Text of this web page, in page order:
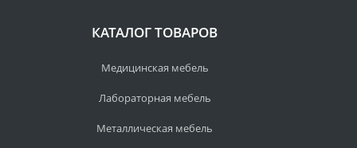
КАТАЛОГ ТОВАРОВ
Медицинская мебель
Лабораторная мебель
Металлическая мебель